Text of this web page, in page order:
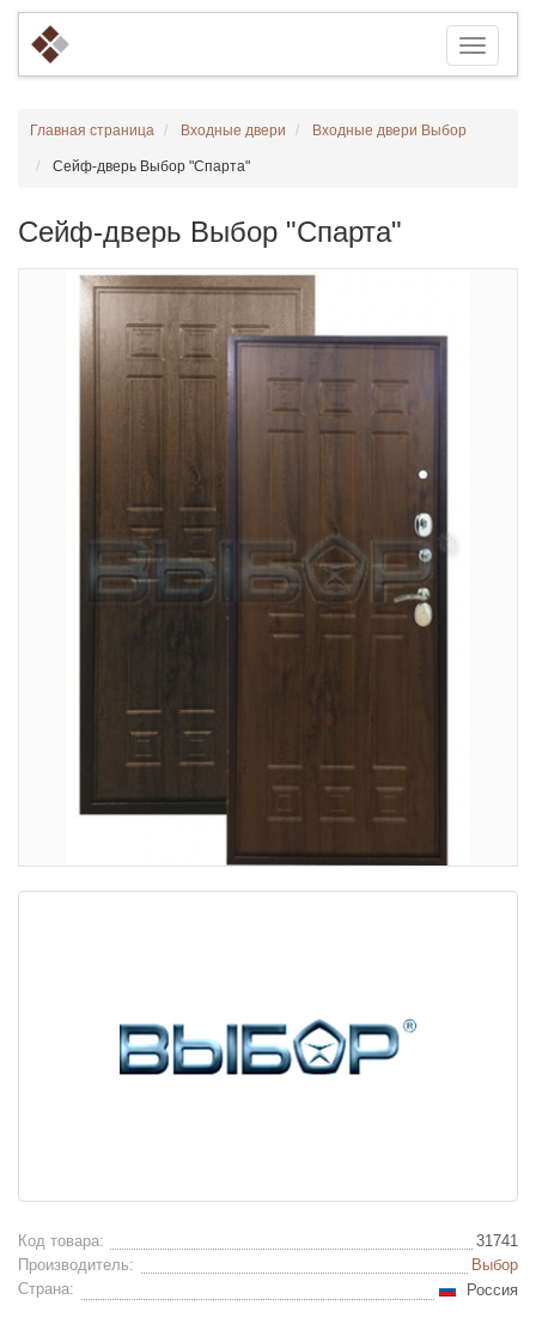
Главная страница Входные двери Входные двери Выбор
Сейф-дверь Выбор "Спарта"
Сейф-дверь Выбор "Спарта"
Код товара:
31741
Производитель:
Выбор
Страна:
Россия